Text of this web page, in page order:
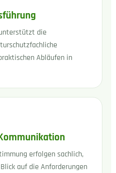
die
Abläufen in
erfolgen sachlich,
auf die Anforderungen